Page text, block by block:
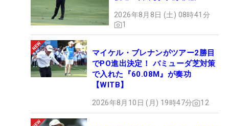
2026年8月8日 (土) 08時41分
1
マイケル・ブレナンがツアー2勝目
でPO進出決定！ バミューダ芝対策
で入れた『60.08M』が奏功
【WITB】
2026年8月10日 (月) 19時47分 12